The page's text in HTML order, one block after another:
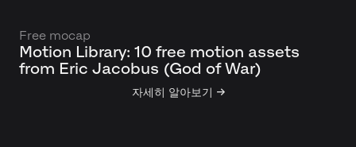
Free mocap
Motion Library: 10 free motion assets
from Eric Jacobus (God of War)
자세히 알아보기 →